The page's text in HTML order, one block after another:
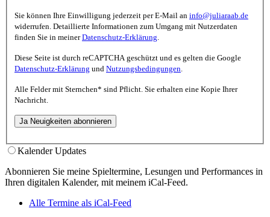
Sie können Ihre Einwilligung jederzeit per E-Mail an info@juliaraab.de
widerrufen. Detaillierte Informationen zum Umgang mit Nutzerdaten
finden Sie in meinerDatenschutz-Erklärung
Diese Seite ist durch reCAPTCHA geschützt und es gelten die Google
Datenschutz-Erklärung und Nutzungsbedingungen
Alle Felder mit Sternchen* sind Pflicht. Sie erhalten eine Kopie Ihrer
Nachricht.
Kalender Updates
Abonnieren Sie meine Spieltermine, Lesungen und Performances in
Ihren digitalen Kalender, mit meinem iCal-Feed.
Alle Termine als iCal-Feed